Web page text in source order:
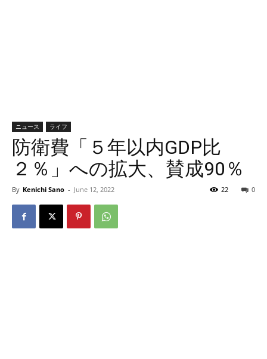
ニュース ライフ
防衛費「５年以内GDP比
２％」への拡大、賛成90％
By Kenichi Sano - June 12, 2022 0
22